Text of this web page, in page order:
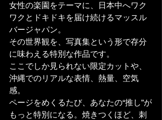
女性の楽園をテーマに、日本中へワク
ワクとドキドキを届け続けるマッスル
バージャパン。
その世界観を、写真集という形で存分
に味わえる特別な作品です。
ここでしか見られない限定カットや、
沖縄でのリアルな表情、熱量、空気
感。
ページをめくるたび、あなたの“推し”が
もっと特別になる。焼きつくほど、刺